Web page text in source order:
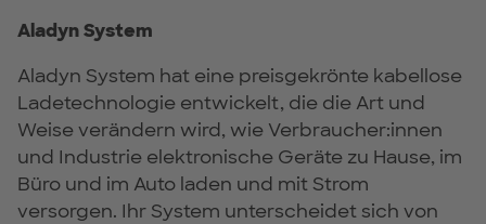
Aladyn System
Aladyn System hat eine preisgekrönte kabellose
Ladetechnologie entwickelt, die die Art und
Weise verändern wird, wie Verbraucher:innen
und Industrie elektronische Geräte zu Hause, im
Büro und im Auto laden und mit Strom
versorgen. Ihr System unterscheidet sich von